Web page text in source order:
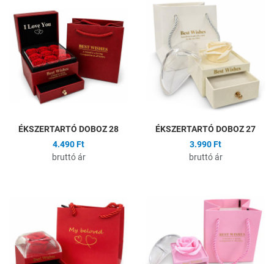
Hozzáadás a kívánságlistához
Összehasonlítás
Gyors nézet
ÉKSZERTARTÓ DOBOZ 28
4.490 Ft
bruttó ár
ÉKSZERTARTÓ DOBOZ 27
3.990 Ft
bruttó ár
Gyors nézet